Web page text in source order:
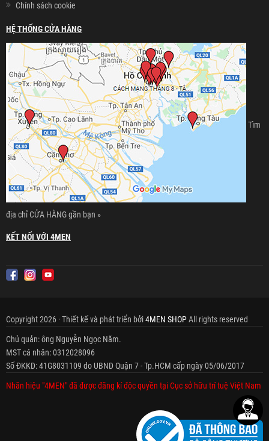
Chính sách cookie
HỆ THỐNG CỬA HÀNG
Tìm
địa chỉ CỬA HÀNG gần bạn »
KẾT NỐI VỚI 4MEN
Copyright 2026 · Thiết kế và phát triển bởi4MEN SHOPAll rights reserved
Chủ quản: ông Nguyễn Ngọc Năm.
MST cá nhân: 0312028096
Số ĐKKD: 41G8031109 do UBND Quận 7 - Tp.HCM cấp ngày 05/06/2017
Nhãn hiệu "4MEN" đã được đăng kí độc quyền tại Cục sở hữu trí tuệ Việt Nam